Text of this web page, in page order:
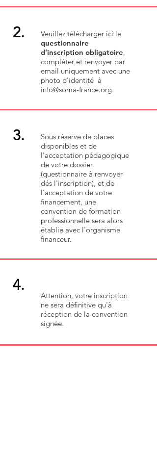
2. Veuillez télécharger ici le
questionnaire
d’inscription obligatoire,
compléter et renvoyer par
email uniquement avec une
photo d'identité à
info@soma-france.org.
3.
Sous réserve de places
disponibles et de
l'acceptation pédagogique
de votre dossier
(questionnaire à renvoyer
dés l'inscription), et de
l'acceptation de votre
financement, une
convention de formation
professionnelle sera alors
établie avec l'organisme
financeur.
4.
Attention, votre inscription
ne sera définitive qu'à
réception de la convention
signée.